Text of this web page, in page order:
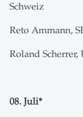
Schweiz
Reto Ammann,
Roland
08. Juli*